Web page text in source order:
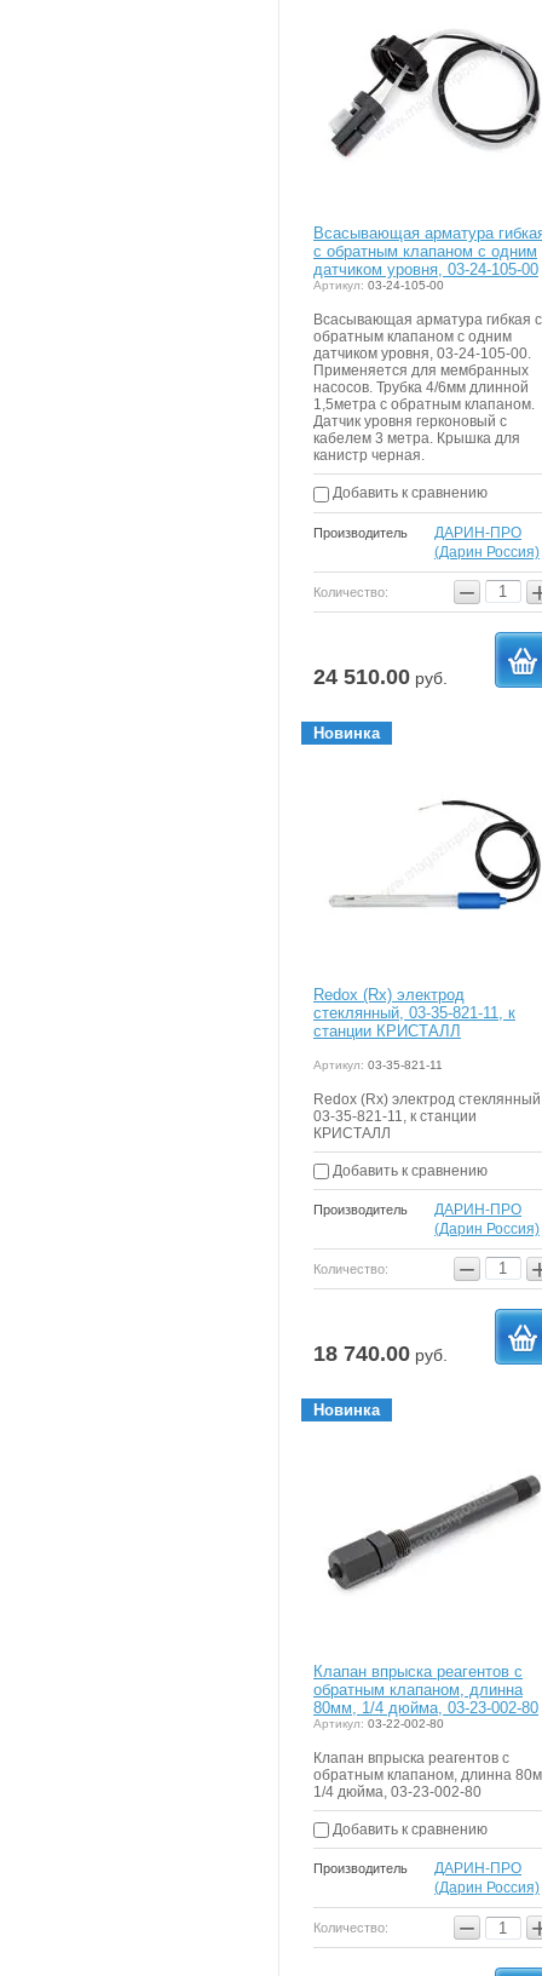
Всасывающая арматура
с обратным клапаном с одним
датчиком уровня, 03-24-105-00
Артикул: 03-24-105-00
Всасывающая арматура гибкая с
обратным клапаном с одним
датчиком уровня, 03-24-105-00.
Применяется для мембранных
насосов. Трубка 4/6мм длинной
1,5метра с обратным клапаном.
Датчик уровня герконовый с
кабелем 3 метра. Крышка для
канистр черная.
Добавить к сравнению
Производитель
ДАРИН-ПРО
(Дарин Россия)
Количество: −
24 510.00 руб.
Новинка
Redox (Rx) электрод
стеклянный, 03-35-821-11, к
станции КРИСТАЛЛ
Артикул: 03-35-821-11
Redox (Rx) электрод
03-35-821-11, к станции
КРИСТАЛЛ
Добавить к сравнению
Производитель
ДАРИН-ПРО
(Дарин Россия)
Количество: −
18 740.00 руб.
Новинка
Клапан впрыска реагентов с
обратным клапаном, длинна
80мм, 1/4 дюйма, 03-23-002-80
Артикул: 03-22-002-80
Клапан впрыска реагентов с
обратным клапаном, длинна
1/4 дюйма, 03-23-002-80
Добавить к сравнению
Производитель
ДАРИН-ПРО
(Дарин Россия)
Количество: −